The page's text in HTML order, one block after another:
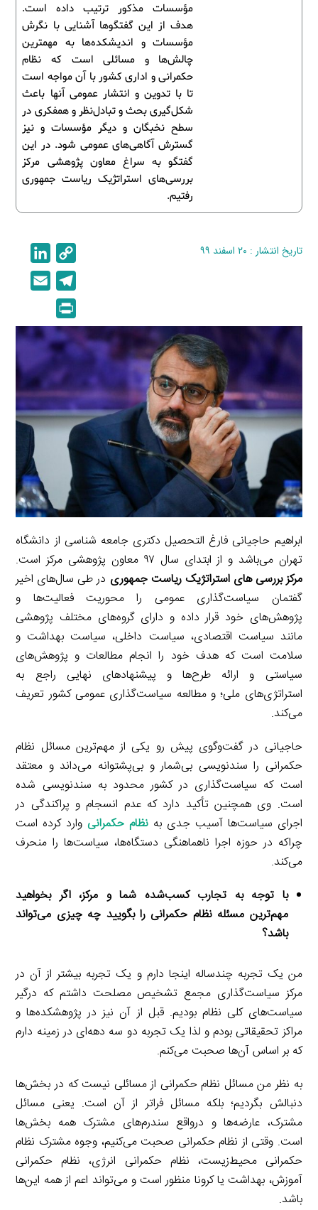
مؤسسات مذکور ترتیب داده است.
هدف از این گفتگوها آشنایی با نگرش
مؤسسات و اندیشکده‌ها به مهمترین
چالش‌ها و مسائلی است که نظام
حکمرانی و اداری کشور با آن مواجه است
تا با تدوین و انتشار عمومی آنها باعث
شکل‌گیری بحث و تبادل‌نظر و همفکری در
سطح نخبگان و دیگر مؤسسات و نیز
گسترش آگاهی‌های عمومی شود. در این
گفتگو به سراغ معاون پژوهشی مرکز
بررسی‌های استراتژیک ریاست جمهوری
رفتیم.
تاریخ انتشار : ۲۰ اسفند ۹۹
o
p
y
L
i
n
k
i
n
e
I
n
e
l
e
g
r
a
m
i
r
i
n
t
ابراهیم حاجیانی فارغ التحصیل دکتری جامعه شناسی از دانشگاه
تهران می‌باشد و از ابتدای سال ۹۷ معاون پژوهشی مرکز است.
مرکز بررسی های استراتژیک ریاست جمهوری در طی سال‌های اخیر
گفتمان سیاست‌گذاری عمومی را محوریت فعالیت‌ها و
پژوهش‌های خود قرار داده و دارای گروه‌های مختلف پژوهشی
مانند سیاست اقتصادی، سیاست داخلی، سیاست بهداشت و
سلامت است که هدف خود را انجام مطالعات و پژوهش‌های
سیاستی و ارائه طرح‌ها و پیشنهادهای نهایی راجع به
استراتژی‌های ملی؛ و مطالعه سیاست‌گذاری عمومی کشور تعریف
می‌کند.
حاجیانی در گفت‌وگوی پیش رو یکی از مهم‌ترین مسائل نظام
حکمرانی را سندنویسی بی‌شمار و بی‌پشتوانه می‌داند و معتقد
است که سیاست‌گذاری در کشور محدود به سندنویسی شده
است. وی همچنین تأکید دارد که عدم انسجام و پراکندگی در
اجرای سیاست‌ها آسیب جدی به نظام حکمرانیوارد کرده است
چراکه در حوزه اجرا ناهماهنگی دستگاه‌ها، سیاست‌ها را منحرف
می‌کند.
با توجه به تجارب کسب‌شده شما و مرکز، اگر بخواهید
مهم‌ترین مسئله نظام حکمرانی را بگویید چه چیزی می‌تواند
باشد؟
من یک تجربه چندساله اینجا دارم و یک تجربه بیشتر از آن در
مرکز سیاست‌گذاری مجمع تشخیص مصلحت داشتم که درگیر
سیاست‌های کلی نظام بودیم. قبل از آن نیز در پژوهشکده‌ها و
مراکز تحقیقاتی بودم و لذا یک تجربه دو سه دهه‌ای در زمینه دارم
که بر اساس آن‌ها صحبت می‌کنم.
به نظر من مسائل نظام حکمرانی از مسائلی نیست که در بخش‌ها
دنبالش بگردیم؛ بلکه مسائل فراتر از آن است. یعنی مسائل
مشترک، عارضه‌ها و درواقع سندرم‌های مشترک همه بخش‌ها
است. وقتی از نظام حکمرانی صحبت می‌کنیم، وجوه مشترک نظام
حکمرانی محیط‌زیست، نظام حکمرانی انرژی، نظام حکمرانی
آموزش، بهداشت یا کرونا منظور است و می‌تواند اعم از همه این‌ها
باشد.